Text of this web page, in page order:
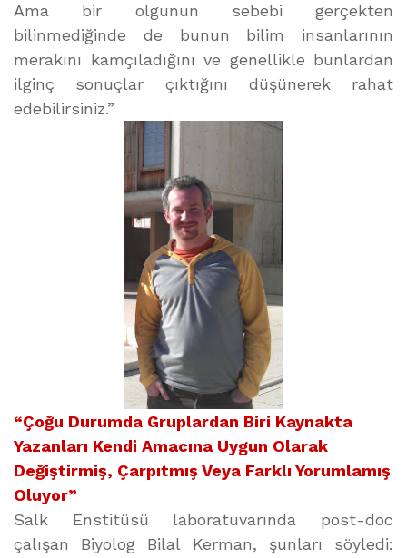
Ama bir olgunun sebebi gerçekten
bilinmediğinde de bunun bilim insanlarının
merakını kamçıladığını ve genellikle bunlardan
ilginç sonuçlar çıktığını düşünerek rahat
edebilirsiniz.”
“Çoğu Durumda Gruplardan Biri Kaynakta
Yazanları Kendi Amacına Uygun Olarak
Değiştirmiş, Çarpıtmış Veya Farklı Yorumlamış
Oluyor”
Salk Enstitüsü laboratuvarında post-doc
çalışan Biyolog Bilal Kerman, şunları söyledi: